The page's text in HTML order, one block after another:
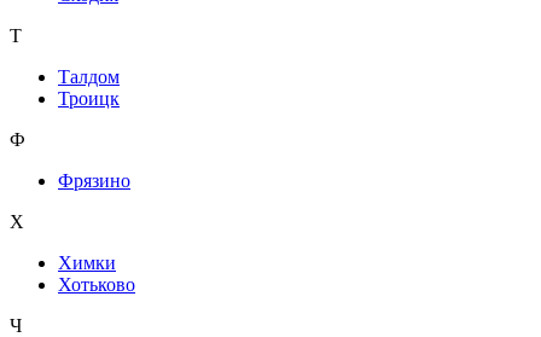
Т
Талдом
Троицк
Ф
Фрязино
Х
Химки
Хотьково
Ч